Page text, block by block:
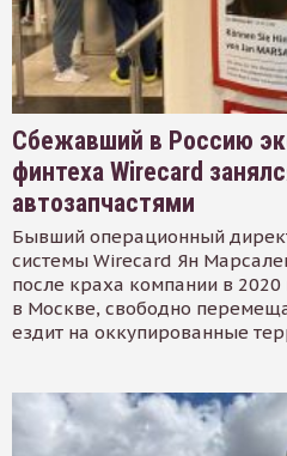
Сбежавший в Россию
финтеха Wirecard
автозапчастями
Бывший операционный
системы Wirecard Ян
после краха компании в 2020
в Москве, свободно
ездит на оккупированные